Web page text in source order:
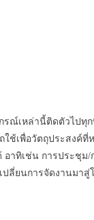
ณ์เหล่านี้ติดตัวไป
ใช้เพื่อวัตถุประ
าทิเช่น การประ
ยนการจัดงานมา